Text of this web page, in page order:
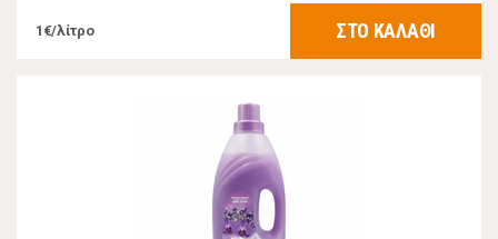
1€/λίτρο ΣΤΟ ΚΑΛΑΘΙ